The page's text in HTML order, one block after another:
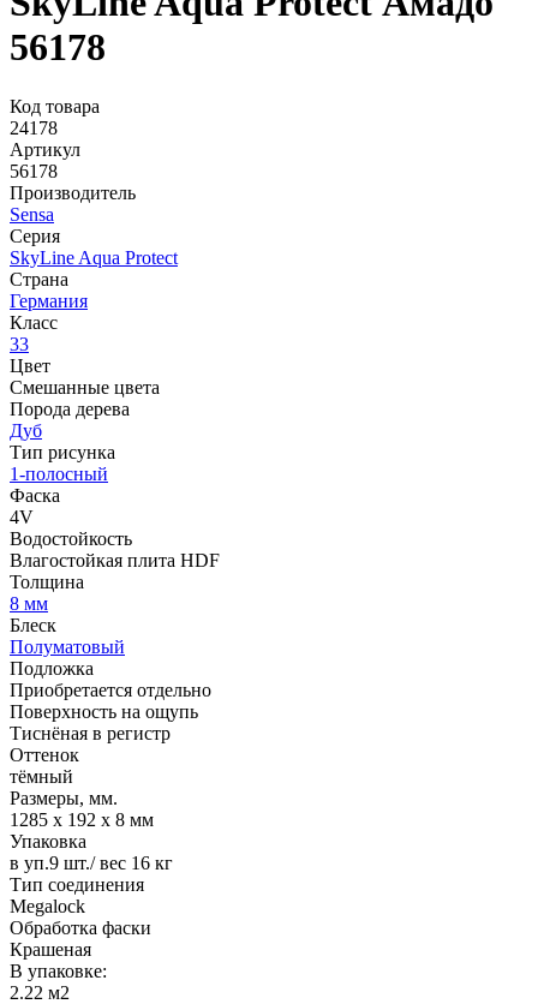
56178
Код товара
24178
Артикул
56178
Производитель
Sensa
Серия
SkyLine Aqua Protect
Страна
Германия
Класс
33
Цвет
Смешанные цвета
Порода дерева
Дуб
Тип рисунка
1-полосный
Фаска
4V
Водостойкость
Влагостойкая плита HDF
Толщина
8 мм
Блеск
Полуматовый
Подложка
Приобретается отдельно
Поверхность на ощупь
Тиснёная в регистр
Оттенок
тёмный
Размеры, мм.
1285 х 192 х 8 мм
Упаковка
в уп.9 шт./ вес 16 кг
Тип соединения
Megalock
Обработка фаски
Крашеная
В упаковке:
2.22 м2